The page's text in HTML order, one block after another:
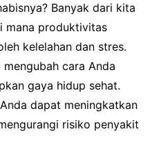
Banyak dari kita
mana produktivitas
kelelahan dan stres.
cara Anda
gaya hidup sehat.
dapat meningkatkan
risiko penyakit